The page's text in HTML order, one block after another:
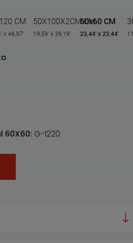
CM
x 46,97'
50X100X2CM CM
19,59' x 39,19'
60x60 CM
23,44' x 23,44'
60X60: G-1220